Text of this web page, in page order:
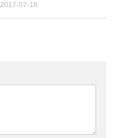
2017-07-18